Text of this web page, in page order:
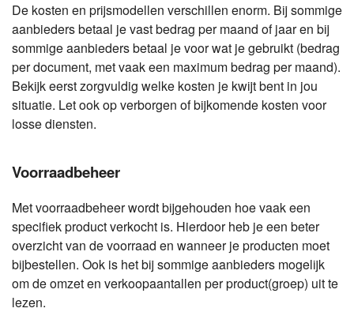
De kosten en prijsmodellen verschillen enorm. Bij sommige
aanbieders betaal je vast bedrag per maand of jaar en bij
sommige aanbieders betaal je voor wat je gebruikt (bedrag
per document, met vaak een maximum bedrag per maand).
Bekijk eerst zorgvuldig welke kosten je kwijt bent in jou
situatie. Let ook op verborgen of bijkomende kosten voor
losse diensten.
Voorraadbeheer
Met voorraadbeheer wordt bijgehouden hoe vaak een
specifiek product verkocht is. Hierdoor heb je een beter
overzicht van de voorraad en wanneer je producten moet
bijbestellen. Ook is het bij sommige aanbieders mogelijk
om de omzet en verkoopaantallen per product(groep) uit te
lezen.